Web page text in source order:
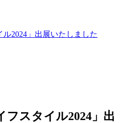
ル2024」出展いたしました
フスタイル2024」出